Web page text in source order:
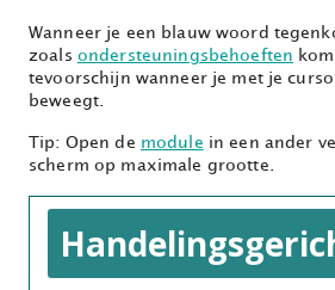
Wanneer je een blauw woord
zoals ondersteuningsbehoeften
tevoorschijn wanneer je met je
beweegt.
Tip: Open de module in een ander
scherm op maximale grootte.